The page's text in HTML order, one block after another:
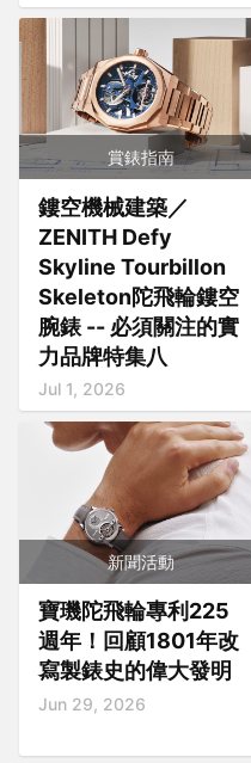
賞錶指南
鏤空機械建築／
ZENITH Defy
Skyline Tourbillon
Skeleton陀飛輪鏤空
腕錶 -- 必須關注的實
力品牌特集八
Jul 1, 2026
新聞活動
寶璣陀飛輪專利225
週年！回顧1801年改
寫製錶史的偉大發明
Jun 29, 2026